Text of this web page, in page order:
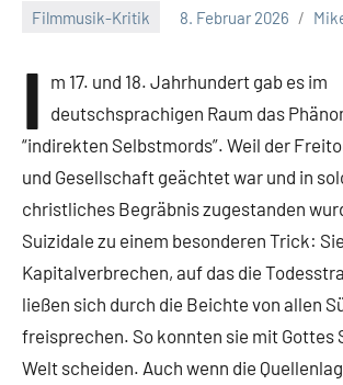
Filmmusik-Kritik 8. Februar 2026
I m 17. und 18. Jahrhundert gab es im
deutschsprachigen Raum das
“indirekten Selbstmords”. Weil der
und Gesellschaft geächtet war und in
christliches Begräbnis zugestanden
Suizidale zu einem besonderen Trick:
Kapitalverbrechen, auf das die
ließen sich durch die Beichte von allen
freisprechen. So konnten sie mit Gottes
Welt scheiden. Auch wenn die